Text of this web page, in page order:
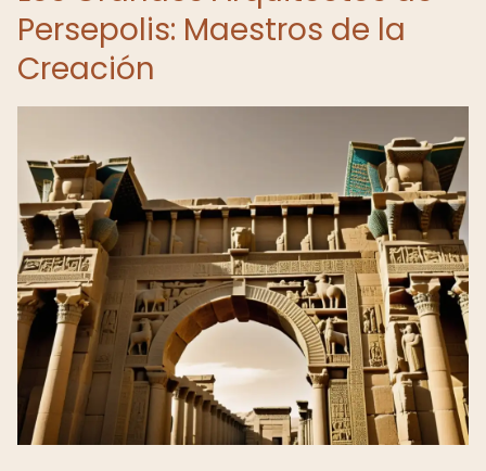
Persepolis: Maestros de la
Creación